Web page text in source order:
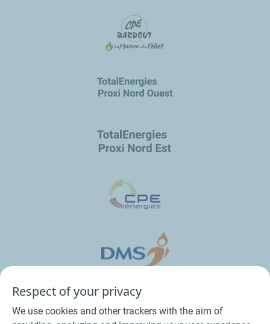
Respect of your privacy
We use cookies and other trackers with the aim of